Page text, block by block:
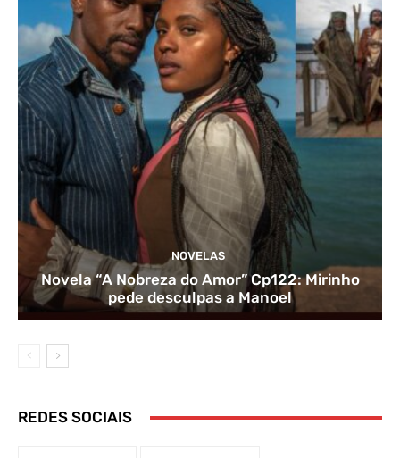
NOVELAS
Novela “A Nobreza do Amor” Cp122: Mirinho
pede desculpas a Manoel
REDES SOCIAIS